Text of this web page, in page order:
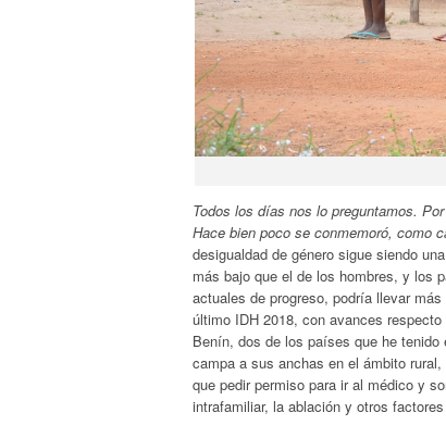
Todos los días nos lo preguntamos.
Hace bien poco se conmemoró, como
desigualdad de género sigue siendo
más bajo que el de los hombres, y los
actuales de progreso, podría llevar
último IDH 2018, con avances
Benín, dos de los países que he
campa a sus anchas en el ámbito
que pedir permiso para ir al médico y
intrafamiliar, la ablación y otros